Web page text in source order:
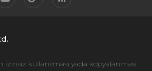
kullanılması yada kopyalanması